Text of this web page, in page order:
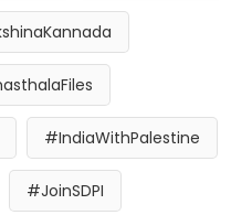
#IndiaWithPalestine
#JoinSDPI